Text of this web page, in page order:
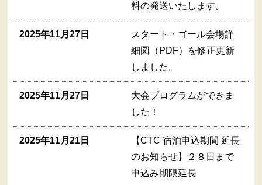
料の発送いたします。
2025年11月27日
スタート・ゴール会場詳
細図（PDF）を修正更新
しました。
2025年11月27日
大会プログラムができま
した！
2025年11月21日
【CTC 宿泊申込期間 延長
のお知らせ】２８日まで
申込み期限延長